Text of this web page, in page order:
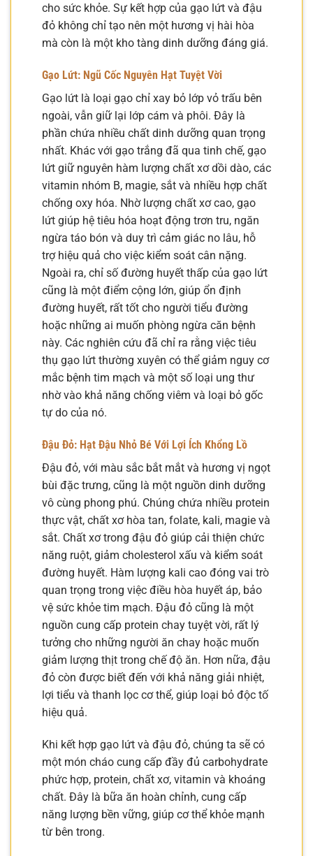
cho sức khỏe. Sự kết hợp của gạo lứt và đậu
đỏ không chỉ tạo nên một hương vị hài hòa
mà còn là một kho tàng dinh dưỡng đáng giá.
Gạo Lứt: Ngũ Cốc Nguyên Hạt Tuyệt Vời
Gạo lứt là loại gạo chỉ xay bỏ lớp vỏ trấu bên
ngoài, vẫn giữ lại lớp cám và phôi. Đây là
phần chứa nhiều chất dinh dưỡng quan trọng
nhất. Khác với gạo trắng đã qua tinh chế, gạo
lứt giữ nguyên hàm lượng chất xơ dồi dào, các
vitamin nhóm B, magie, sắt và nhiều hợp chất
chống oxy hóa. Nhờ lượng chất xơ cao, gạo
lứt giúp hệ tiêu hóa hoạt động trơn tru, ngăn
ngừa táo bón và duy trì cảm giác no lâu, hỗ
trợ hiệu quả cho việc kiểm soát cân nặng.
Ngoài ra, chỉ số đường huyết thấp của gạo lứt
cũng là một điểm cộng lớn, giúp ổn định
đường huyết, rất tốt cho người tiểu đường
hoặc những ai muốn phòng ngừa căn bệnh
này. Các nghiên cứu đã chỉ ra rằng việc tiêu
thụ gạo lứt thường xuyên có thể giảm nguy cơ
mắc bệnh tim mạch và một số loại ung thư
nhờ vào khả năng chống viêm và loại bỏ gốc
tự do của nó.
Đậu Đỏ: Hạt Đậu Nhỏ Bé Với Lợi Ích Khổng Lồ
Đậu đỏ, với màu sắc bắt mắt và hương vị ngọt
bùi đặc trưng, cũng là một nguồn dinh dưỡng
vô cùng phong phú. Chúng chứa nhiều protein
thực vật, chất xơ hòa tan, folate, kali, magie và
sắt. Chất xơ trong đậu đỏ giúp cải thiện chức
năng ruột, giảm cholesterol xấu và kiểm soát
đường huyết. Hàm lượng kali cao đóng vai trò
quan trọng trong việc điều hòa huyết áp, bảo
vệ sức khỏe tim mạch. Đậu đỏ cũng là một
nguồn cung cấp protein chay tuyệt vời, rất lý
tưởng cho những người ăn chay hoặc muốn
giảm lượng thịt trong chế độ ăn. Hơn nữa, đậu
đỏ còn được biết đến với khả năng giải nhiệt,
lợi tiểu và thanh lọc cơ thể, giúp loại bỏ độc tố
hiệu quả.
Khi kết hợp gạo lứt và đậu đỏ, chúng ta sẽ có
một món cháo cung cấp đầy đủ carbohydrate
phức hợp, protein, chất xơ, vitamin và khoáng
chất. Đây là bữa ăn hoàn chỉnh, cung cấp
năng lượng bền vững, giúp cơ thể khỏe mạnh
từ bên trong.